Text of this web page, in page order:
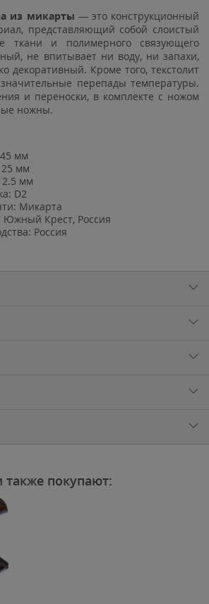
из микарты — это конструкционный
представляющий собой слоистый
ткани и полимерного связующего
не впитывает ни воду, ни запахи,
декоративный. Кроме того, текстолит
перепады температуры.
и переноски, в комплекте с ножом
ножны.
мм
мм
мм
D2
Микарта
Южный Крест, Россия
Россия
также покупают: